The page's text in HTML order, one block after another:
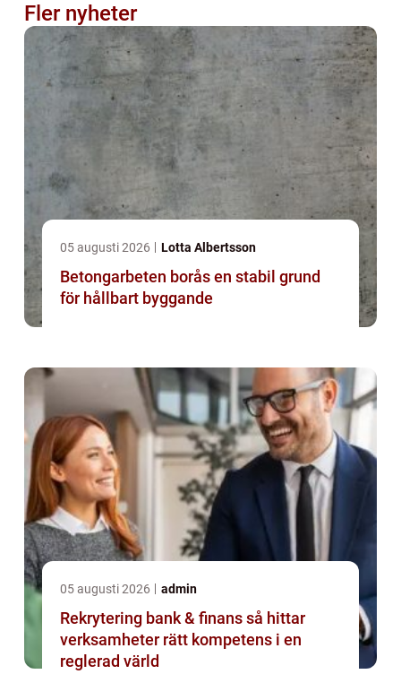
Fler nyheter
05 augusti 2026 Lotta Albertsson
Betongarbeten borås en stabil grund
för hållbart byggande
05 augusti 2026 admin
Rekrytering bank & finans så hittar
verksamheter rätt kompetens i en
reglerad värld